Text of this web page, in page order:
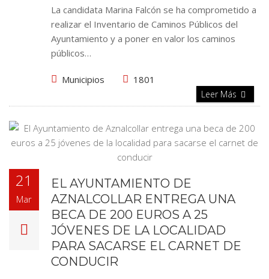
La candidata Marina Falcón se ha comprometido a
realizar el Inventario de Caminos Públicos del
Ayuntamiento y a poner en valor los caminos
públicos…
Municipios 1801
Leer Más
21
Mar
EL AYUNTAMIENTO DE
AZNALCOLLAR ENTREGA UNA
BECA DE 200 EUROS A 25
JÓVENES DE LA LOCALIDAD
PARA SACARSE EL CARNET DE
CONDUCIR